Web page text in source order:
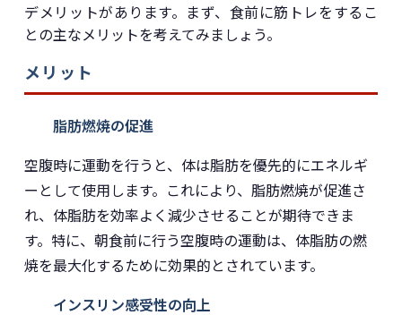
デメリットがあります。まず、食前に筋トレをするこ
との主なメリットを考えてみましょう。
メリット
脂肪燃焼の促進
空腹時に運動を行うと、体は脂肪を優先的にエネルギ
ーとして使用します。これにより、脂肪燃焼が促進さ
れ、体脂肪を効率よく減少させることが期待できま
す。特に、朝食前に行う空腹時の運動は、体脂肪の燃
焼を最大化するために効果的とされています。
インスリン感受性の向上